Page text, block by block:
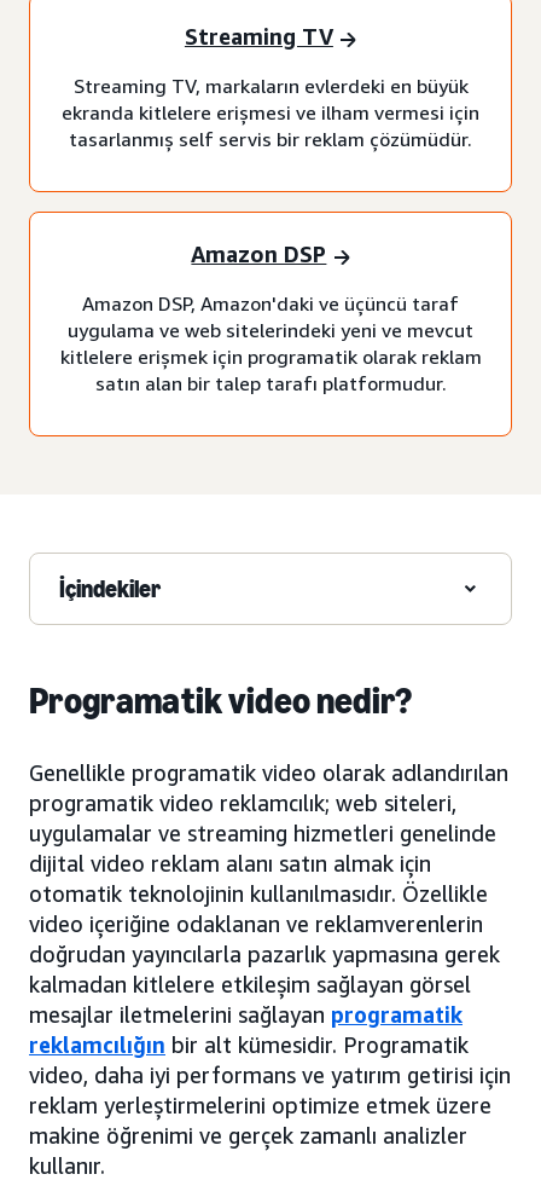
Streaming TV
Streaming TV, markaların evlerdeki en büyük
ekranda kitlelere erişmesi ve ilham vermesi için
tasarlanmış self servis bir reklam çözümüdür.
Amazon DSP
Amazon DSP, Amazon'daki ve üçüncü taraf
uygulama ve web sitelerindeki yeni ve mevcut
kitlelere erişmek için programatik olarak reklam
satın alan bir talep tarafı platformudur.
İçindekiler
Programatik video nedir?
Genellikle programatik video olarak adlandırılan
programatik video reklamcılık; web siteleri,
uygulamalar ve streaming hizmetleri genelinde
dijital video reklam alanı satın almak için
otomatik teknolojinin kullanılmasıdır. Özellikle
video içeriğine odaklanan ve reklamverenlerin
doğrudan yayıncılarla pazarlık yapmasına gerek
kalmadan kitlelere etkileşim sağlayan görsel
mesajlar iletmelerini sağlayan programatik
reklamcılığın bir alt kümesidir. Programatik
video, daha iyi performans ve yatırım getirisi için
reklam yerleştirmelerini optimize etmek üzere
makine öğrenimi ve gerçek zamanlı analizler
kullanır.